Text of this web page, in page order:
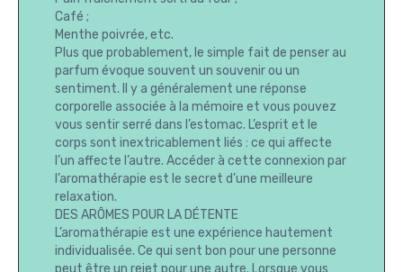
Café ;
Menthe poivrée, etc.
Plus que probablement, le simple fait de penser au
parfum évoque souvent un souvenir ou un
sentiment. Il y a généralement une réponse
corporelle associée à la mémoire et vous pouvez
vous sentir serré dans l’estomac. L’esprit et le
corps sont inextricablement liés : ce qui affecte
l’un affecte l’autre. Accéder à cette connexion par
l’aromathérapie est le secret d’une meilleure
relaxation.
DES ARÔMES POUR LA DÉTENTE
L’aromathérapie est une expérience hautement
individualisée. Ce qui sent bon pour une personne